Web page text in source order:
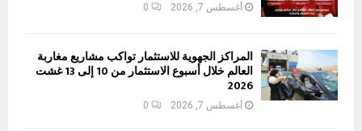
أغسطس 7, 2026 0
المراكز الجهوية للاستثمار تواكب مشاريع مغاربة
العالم خلال أسبوع الاستثمار من 10 إلى 13 غشت
2026
أغسطس 7, 2026 0